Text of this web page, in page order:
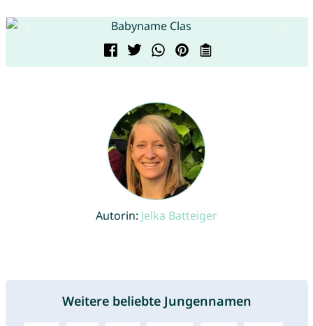
Autorin: Jelka Batteiger
Weitere beliebte Jungennamen